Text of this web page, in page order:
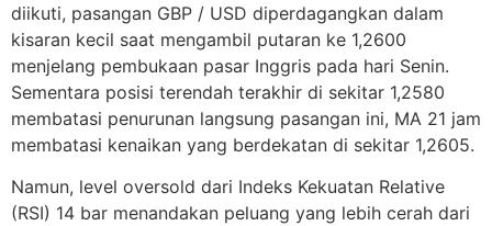
diikuti, pasangan GBP / USD diperdagangkan dalam
kisaran kecil saat mengambil putaran ke 1,2600
menjelang pembukaan pasar Inggris pada hari Senin.
Sementara posisi terendah terakhir di sekitar 1,2580
membatasi penurunan langsung pasangan ini, MA 21 jam
membatasi kenaikan yang berdekatan di sekitar 1,2605.
Namun, level oversold dari Indeks Kekuatan Relative
(RSI) 14 bar menandakan peluang yang lebih cerah dari